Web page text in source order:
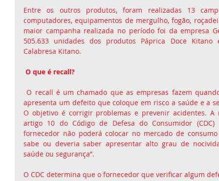
Entre os outros produtos, foram realizadas 13
computadores, equipamentos de mergulho, fogão,
maior campanha realizada no período foi da empresa
505.633 unidades dos produtos Páprica Doce Kitano
Calabresa Kitano.
O que é recall?
apresenta um defeito que coloque em risco a saúde e a
O objetivo é corrigir problemas e prevenir acidentes. A
artigo 10 do Código de Defesa do Consumidor (CDC)
fornecedor não poderá colocar no mercado de
sabe ou deveria saber apresentar alto grau de
saúde ou segurança”.
O CDC determina que o fornecedor que verificar algum